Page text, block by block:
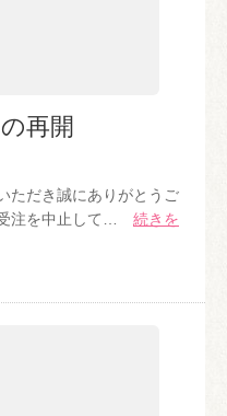
再開
ただき誠にありがとうご
注を中止して… 続きを